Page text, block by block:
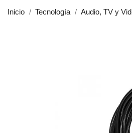
Inicio Tecnología Audio, TV y